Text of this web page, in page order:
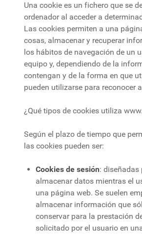
Una cookie es un fichero que se
ordenador al acceder a
Las cookies permiten a una
cosas, almacenar y recuperar
los hábitos de navegación de un
equipo y, dependiendo de la
contengan y de la forma en que
pueden utilizarse para reconocer
¿Qué tipos de cookies utiliza
Según el plazo de tiempo que
las cookies pueden ser:
Cookies de sesión: diseñadas
almacenar datos mientras el
una página web. Se suelen
almacenar información que
conservar para la prestación
solicitado por el usuario en